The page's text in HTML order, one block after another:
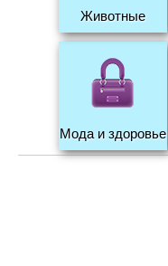
Животные
Мода и здоровье